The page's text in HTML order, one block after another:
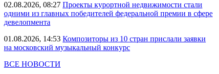
02.08.2026, 08:27 Проекты курортной недвижимости стали
одними из главных победителей федеральной премии в сфере
девелопмента
01.08.2026, 14:53 Композиторы из 10 стран прислали заявки
на московский музыкальный конкурс
ВСЕ НОВОСТИ